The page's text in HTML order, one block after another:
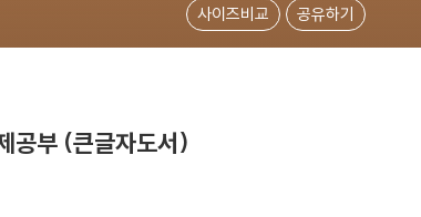
사이즈비교 공유하기
공부 (큰글자도서)